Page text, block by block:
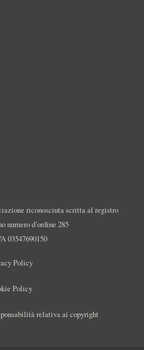
riconosciuta scritta al registro
numero d’ordine 285
03547690150
Policy
Policy
relativa ai copyright